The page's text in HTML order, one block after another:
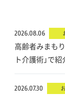
2026.08.06
高齢者みまも
ト介護術」で
2026.07.30